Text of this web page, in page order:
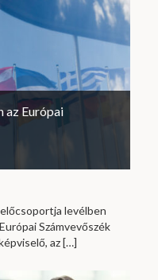
az Európai
levélben
Számvevőszék
az[…]